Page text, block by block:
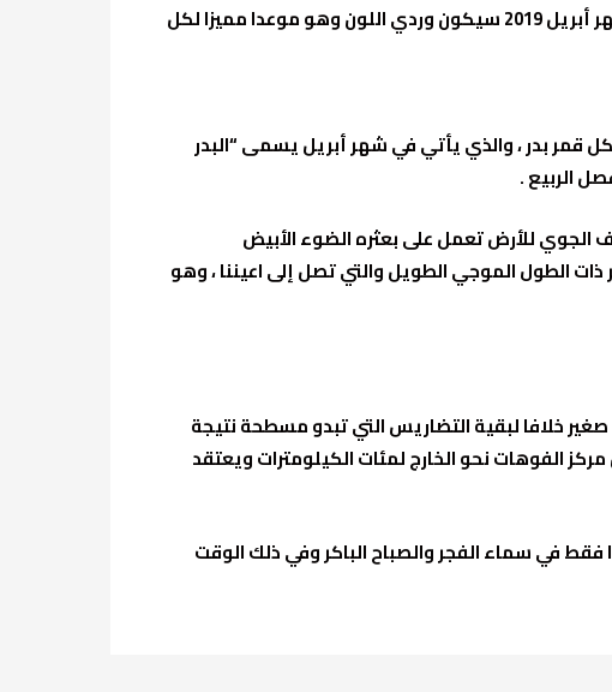
من ناحية أخرى تناقلت بعض المواقع وصفحات التواصل الاجتماعي معلومات تتحدث بأن القمر البدر خلال شهر أبريل 2019 سيكون وردي اللون وهو موعدا مميزا لكل
قمر بدر ، والذي يأتي في شهر أبريل يسمى “البدر
الربيع .
الجوي للأرض تعمل على بعثره الضوء الأبيض
الطول الموجي الطويل والتي تصل إلى اعيننا ، وهو
خلافا لبقية التضاريس التي تبدو مسطحة نتيجة
الفوهات نحو الخارج لمئات الكيلومترات ويعتقد
في سماء الفجر والصباح الباكر وفي ذلك الوقت